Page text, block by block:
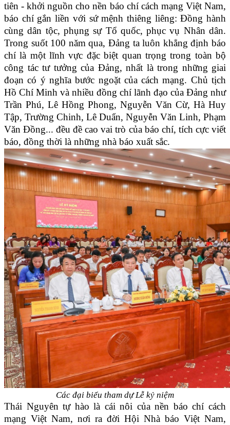
tiên - khởi nguồn cho nền báo chí cách mạng Việt Nam,
báo chí gắn liền với sứ mệnh thiêng liêng: Đồng hành
cùng dân tộc, phụng sự Tổ quốc, phục vụ Nhân dân.
Trong suốt 100 năm qua, Đảng ta luôn khẳng định báo
chí là một lĩnh vực đặc biệt quan trọng trong toàn bộ
công tác tư tưởng của Đảng, nhất là trong những giai
đoạn có ý nghĩa bước ngoặt của cách mạng. Chủ tịch
Hồ Chí Minh và nhiều đồng chí lãnh đạo của Đảng như
Trần Phú, Lê Hồng Phong, Nguyễn Văn Cừ, Hà Huy
Tập, Trường Chinh, Lê Duẩn, Nguyễn Văn Linh, Phạm
Văn Đồng... đều đề cao vai trò của báo chí, tích cực viết
báo, đồng thời là những nhà báo xuất sắc.
Các đại biểu tham dự Lễ kỷ niệm
Thái Nguyên tự hào là cái nôi của nền báo chí cách
mạng Việt Nam, nơi ra đời Hội Nhà báo Việt Nam,